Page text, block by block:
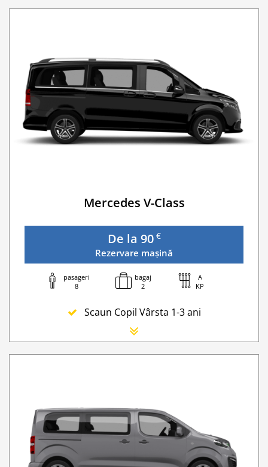
WI-FI 4G nelimitat
Serviciu premium de urgență pe drum
Traversarea frontierei Romania
Taxa spalatorie
Go Chisinau Airport Shuttle Bus Service And
Transfer Privat (sau „RMO Transfer”)
Mercedes V-Class
De la 90 €
Rezervare mașină
pasageri
8
bagaj
2
A
KP
Scaun Copil Vârsta 1-3 ani
Scaun Nou-nascut
Lanturi de iarna
WI-FI 4G nelimitat
Serviciu premium de urgență pe drum